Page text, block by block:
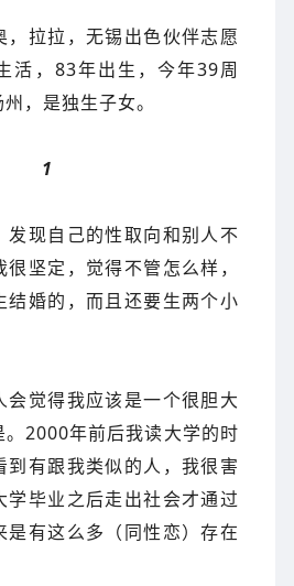
，拉拉，无锡出色伙伴志愿
活 ，83年出生，今年39周
州，是独生子女。
1
发现自己的性取向和别人不
坚定，觉得不管怎么样，
结婚的，而且还要生两个小
会觉得我应该是一个很胆大
。2000年前后我读大学的时
到有跟我类似的人，我很害
学毕业之后走出社会才通过
是有这么多（同性恋）存在